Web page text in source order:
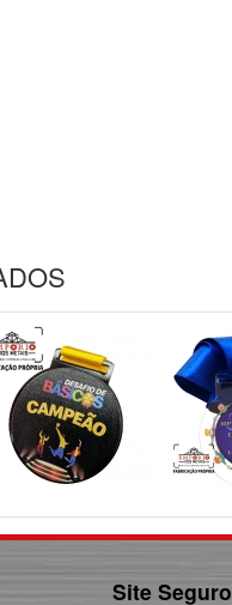
Site Seguro